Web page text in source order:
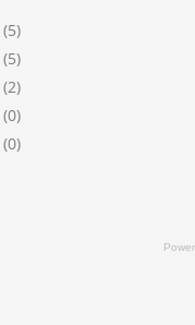
(5)
(5)
(2)
(0)
(0)